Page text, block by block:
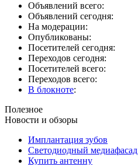
Объявлений всего:
Объявлений сегодня:
На модерации:
Опубликованы:
Посетителей сегодня:
Переходов сегодня:
Посетителей всего:
Переходов всего:
В блокноте:
Полезное
Новости и обзоры
Имплантация зубов
Светодиодный медиафасад
Купить антенну